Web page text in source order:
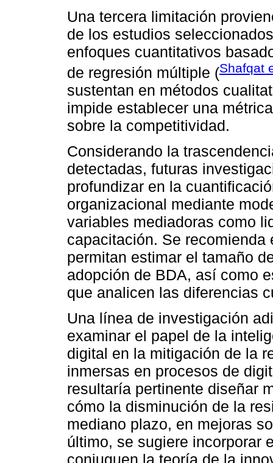
Una tercera limitación
de los estudios
enfoques cuantitativos
de regresión múltiple (Shafqat
sustentan en métodos
impide establecer una
sobre la competitividad.
Considerando la
detectadas, futuras
profundizar en la
organizacional mediante
variables mediadoras como
capacitación. Se
permitan estimar el tamaño
adopción de BDA, así como
que analicen las diferencias
Una línea de investigación
examinar el papel de la
digital en la mitigación de la
inmersas en procesos de
resultaría pertinente diseñar
cómo la disminución de la
mediano plazo, en mejoras
último, se sugiere incorporar